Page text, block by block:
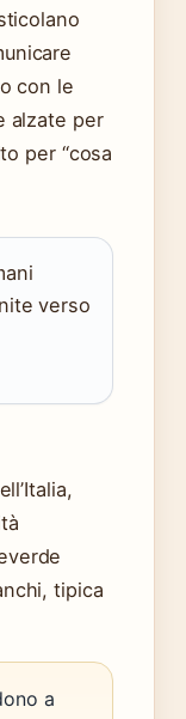
con le
alzate per
per “cosa
verso
tipica
a